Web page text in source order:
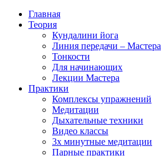
Главная
Теория
Кундалини йога
Линия передачи – Мастера
Тонкости
Для начинающих
Лекции Мастера
Практики
Комплексы упражнений
Медитации
Дыхательные техники
Видео классы
3х минутные медитации
Парные практики